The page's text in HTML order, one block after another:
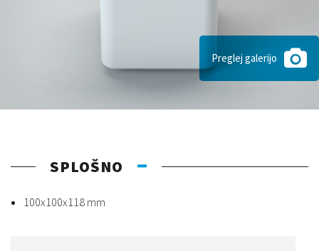
Preglej galerijo
SPLOŠNO
100x100x118 mm